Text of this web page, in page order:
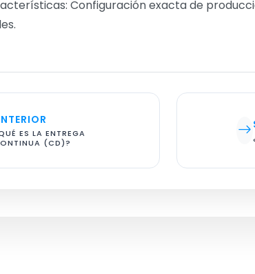
Configuración exacta de
ES LA ENTREGA
(CD)?